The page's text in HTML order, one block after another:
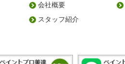
会社概要
スタッフ紹介